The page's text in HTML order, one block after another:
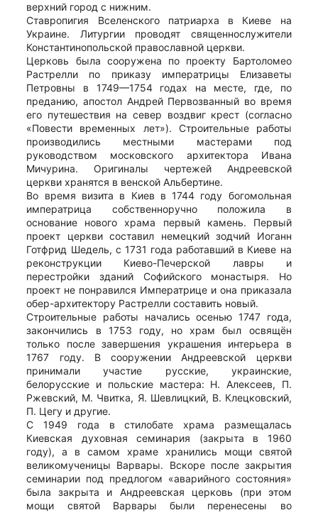
верхний город с нижним.
Ставропигия Вселенского патриарха в Киеве на
Украине. Литургии проводят священнослужители
Константинопольской православной церкви.
Церковь была сооружена по проекту Бартоломео
Растрелли по приказу императрицы Елизаветы
Петровны в 1749—1754 годах на месте, где, по
преданию, апостол Андрей Первозванный во время
его путешествия на север воздвиг крест (согласно
«Повести временных лет»). Строительные работы
производились местными мастерами под
руководством московского архитектора Ивана
Мичурина. Оригиналы чертежей Андреевской
церкви хранятся в венской Альбертине.
Во время визита в Киев в 1744 году богомольная
императрица собственноручно положила в
основание нового храма первый камень. Первый
проект церкви составил немецкий зодчий Иоганн
Готфрид Шедель, с 1731 года работавший в Киеве на
реконструкции Киево-Печерской лавры и
перестройки зданий Софийского монастыря. Но
проект не понравился Императрице и она приказала
обер-архитектору Растрелли составить новый.
Строительные работы начались осенью 1747 года,
закончились в 1753 году, но храм был освящён
только после завершения украшения интерьера в
1767 году. В сооружении Андреевской церкви
принимали участие русские, украинские,
белорусские и польские мастера: Н. Алексеев, П.
Ржевский, М. Чвитка, Я. Шевлицкий, В. Клецковский,
П. Цегу и другие.
С 1949 года в стилобате храма размещалась
Киевская духовная семинария (закрыта в 1960
году), а в самом храме хранились мощи святой
великомученицы Варвары. Вскоре после закрытия
семинарии под предлогом «аварийного состояния»
была закрыта и Андреевская церковь (при этом
мощи святой Варвары были перенесены во